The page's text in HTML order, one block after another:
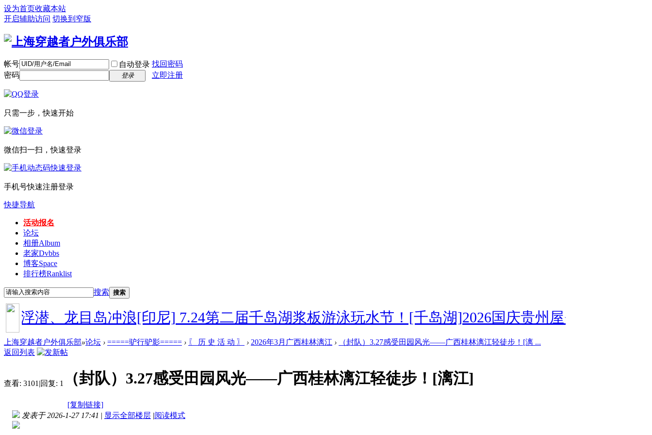
设为首页收藏本站
开启辅助访问 切换到窄版
帐号 自动登录 找回密码
密码
登录 立即注册
只需一步，快速开始
微信扫一扫，快速登录
手机号快速注册登录
快捷导航
活动报名
论坛
相册Album
老家Dvbbs
博客Space
排行榜Ranklist
搜索 搜索
、龙目岛冲浪[印尼]7.24第二届千岛湖浆板游泳玩水节！[千岛湖]2026国庆贵州屋脊-乌蒙山东坡徒
上海穿越者户外俱乐部»论坛 › =====驴行驴影===== › 〖 历 史 活 动 〗 › 2026年3月广西桂林漓江 ›
（封队）3.27感受田园风光——广西桂林漓江轻徒步！[漓 ...
返回列表
查看: 3101 |回复: 1 （封队）3.27感受田园风光——广西桂林漓江轻徒步！[漓江]
[复制链接]
发表于 2026-1-27 17:41 | 显示全部楼层 |阅读模式